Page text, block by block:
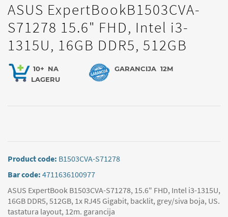
ASUS ExpertBookB1503CVA-
S71278 15.6" FHD, Intel i3-
1315U, 16GB DDR5, 512GB
10+ NA
LAGERU
GARANCIJA 12M
Product code: B1503CVA-S71278
Bar code: 4711636100977
ASUS ExpertBook B1503CVA-S71278, 15.6" FHD, Intel i3-1315U,
16GB DDR5, 512GB, 1x RJ45 Gigabit, backlit, grey/siva boja, US.
tastatura layout, 12m. garancija